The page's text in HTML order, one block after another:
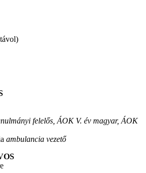
felelős, ÁOK V. év magyar, ÁOK
ambulancia vezető